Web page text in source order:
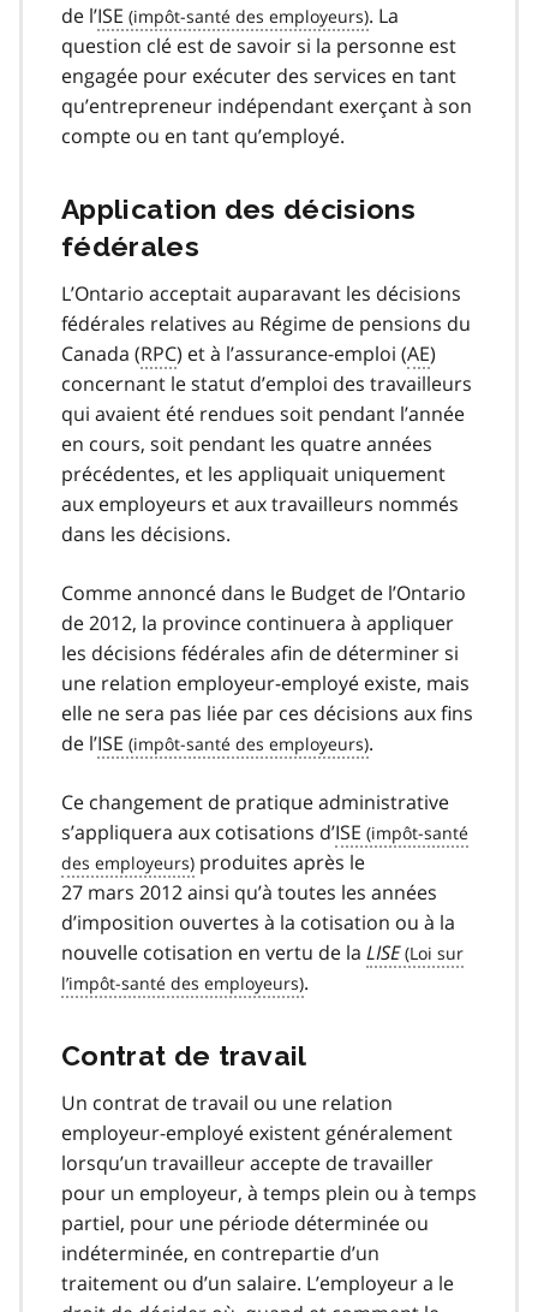
de l’ISE
. La
question clé est de savoir si la personne est
engagée pour exécuter des services en tant
qu’entrepreneur indépendant exerçant à son
compte ou en tant qu’employé.
Application des décisions
fédérales
L’Ontario acceptait auparavant les décisions
fédérales relatives au Régime de pensions du
Canada (RPC) et à l’assurance-emploi (AE)
concernant le statut d’emploi des travailleurs
qui avaient été rendues soit pendant l’année
en cours, soit pendant les quatre années
précédentes, et les appliquait uniquement
aux employeurs et aux travailleurs nommés
dans les décisions.
Comme annoncé dans le Budget de l’Ontario
de 2012, la province continuera à appliquer
les décisions fédérales afin de déterminer si
une relation employeur-employé existe, mais
elle ne sera pas liée par ces décisions aux fins
de l’ISE .
Ce changement de pratique administrative
s’appliquera aux cotisations d’ISE
produites après le
27 mars 2012 ainsi qu’à toutes les années
d’imposition ouvertes à la cotisation ou à la
nouvelle cotisation en vertu de la LISE
.
Contrat de travail
Un contrat de travail ou une relation
employeur-employé existent généralement
lorsqu’un travailleur accepte de travailler
pour un employeur, à temps plein ou à temps
partiel, pour une période déterminée ou
indéterminée, en contrepartie d’un
traitement ou d’un salaire. L’employeur a le